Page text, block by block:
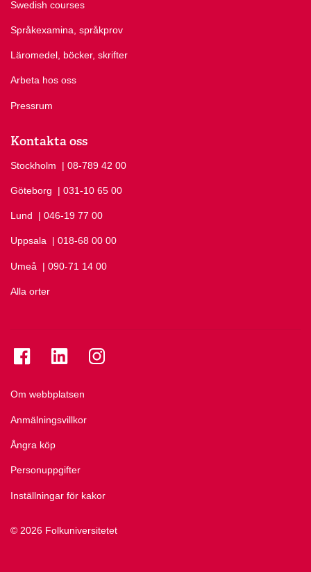
Swedish courses
Språkexamina, språkprov
Läromedel, böcker, skrifter
Arbeta hos oss
Pressrum
Kontakta oss
Stockholm Ring Stockholm på
| 08-789 42 00
Göteborg Ring Göteborg på
| 031-10 65 00
Lund Ring Lund på
| 046-19 77 00
Uppsala Ring Uppsala på
| 018-68 00 00
Umeå Ring Umeå på
| 090-71 14 00
Alla orter
© 2026 Folkuniversitetet
Om webbplatsen
Anmälningsvillkor
Ångra köp
Personuppgifter
Inställningar för kakor
Se folkuniversitetet på Facebook
Se folkuniversitetet på LinkedIn